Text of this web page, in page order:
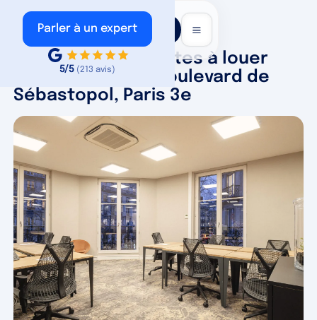
Voir nos
annonces
Bureau privé 3 postes à louer
660 EUR/poste - Boulevard de
Sébastopol, Paris 3e
Parler à un expert
5/5 (213 avis)